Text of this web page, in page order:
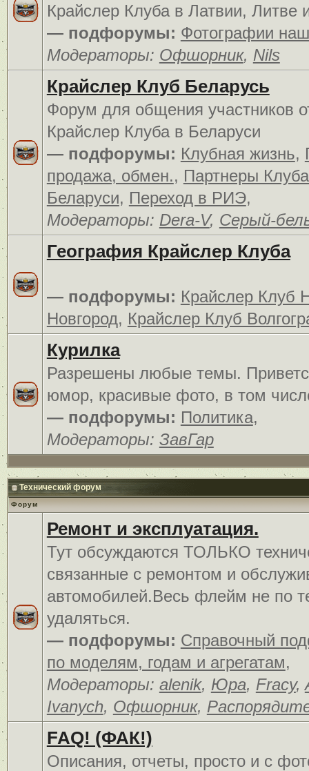
Крайслер Клуба в Латвии, Литве
— подфорумы: Фотографии
Модераторы: Офшорник, Nils
Крайслер Клуб Беларусь
Форум для общения участников
Крайслер Клуба в Беларуси
— подфорумы: Клубная жизнь,
продажа, обмен., Партнеры
Беларуси, Переход в РИЭ,
Модераторы: Dera-V, Серый-
География Крайслер Клуба
— подфорумы: Крайслер Клуб
Новгород, Крайслер Клуб
Курилка
Разрешены любые темы.
юмор, красивые фото, в том
— подфорумы: Политика,
Модераторы: ЗавГар
Технический форум
Форум
Ремонт и эксплуатация.
Тут обсуждаются ТОЛЬКО
связанные с ремонтом и
автомобилей.Весь флейм не по
удаляться.
— подфорумы: Справочный
по моделям, годам и агрегатам,
Модераторы: alenik, Юра, Fracy,
Ivanych, Офшорник,
FAQ! (ФАК!)
Описания, отчеты, просто и c